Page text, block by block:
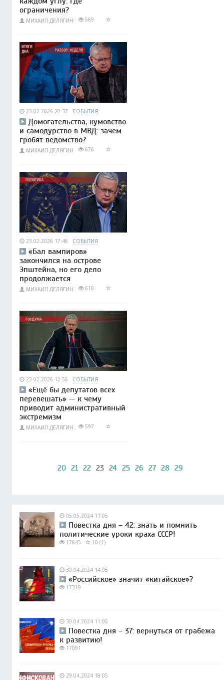
ограничения?
МИХАИЛ ДЕЛЯГИН 569
23.02.2026 20:37 СОБЫТИЯ
Домогательства, кумовство
и самодурство в МВД: зачем
гробят ведомство?
МИХАИЛ ДЕЛЯГИН 676
23.02.2026 17:46 СОБЫТИЯ
«Бал вампиров»
закончился на острове
Эпштейна, но его дело
продолжается
МИХАИЛ ДЕЛЯГИН 610
23.02.2026 12:56 СОБЫТИЯ
«Ещё бы депутатов всех
перевешать» — к чему
приводит административный
экстремизм
МИХАИЛ ДЕЛЯГИН 597
20 21 22 23 24 25 26 27 28 29
05.05.2024 11:05
Повестка дня – 42: знать и помнить
политические уроки краха СССР!
17645 10 (1)
30.04.2024 14:05
«Российское» значит «китайское»?
17319
30.04.2024 11:05
Повестка дня – 37: вернуться от грабежа
к развитию!
17091
29.04.2024 18:05